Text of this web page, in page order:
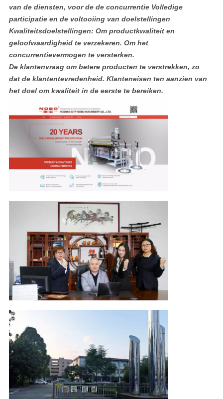
van de diensten, voor de de concurrentie Volledige
participatie en de voltooiing van doelstellingen
Kwaliteitsdoelstellingen: Om productkwaliteit en
geloofwaardigheid te verzekeren. Om het
concurrentievermogen te versterken.
De klantenvraag om betere producten te verstrekken, zo
dat de klantentevredenheid. Klanteneisen ten aanzien van
het doel om kwaliteit in de eerste te bereiken.